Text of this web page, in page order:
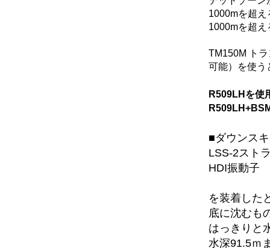
1000mを超
1000mを超
TM150M ト
可能）を使う
R509LHを使
■ダウンス
LSS-2スト
HDI振動子
を装着した
底に沈むも
はっきりと
水深91.5ｍ